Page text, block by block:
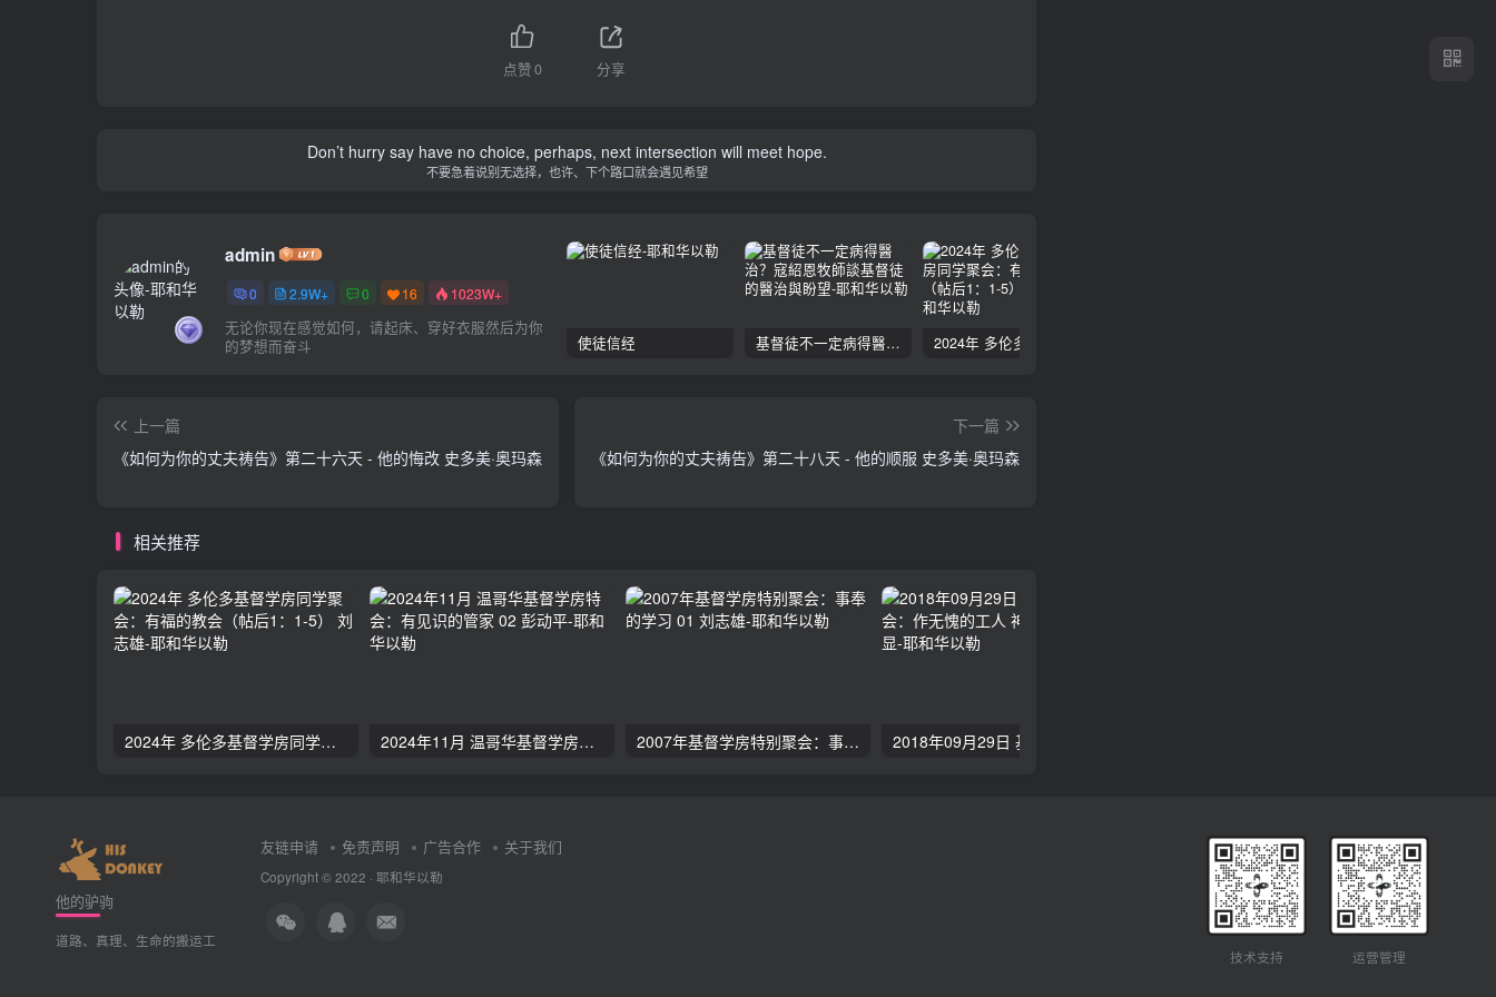
点赞0 分享
Don’t hurry say have no choice, perhaps, next intersection will meet hope.
不要急着说别无选择，也许、下个路口就会遇见希望
admin
0 2.9W+ 0 16 1023W+
无论你现在感觉如何，请起床、穿好衣服然后为你
的梦想而奋斗
使徒信经 基督徒不一定病得醫治？寇紹恩牧師談基督徒的醫治與盼望
上一篇
《如何为你的丈夫祷告》第二十六天 - 他的悔改 史多美·奥玛森
下一篇
《如何为你的丈夫祷告》第二十八天 - 他的顺服 史多美·奥玛森
相关推荐
2024年 多伦多基督学房同学聚会：有福的教会（帖后1：1-5） 刘志雄 2024年11月 温哥华基督学房特会：有见识的管家 02 彭动平 2007年基督学房特别聚会：事奉的学习 01 刘志雄
他的驴驹
道路、真理、生命的搬运工
友链申请 免责声明 广告合作 关于我们
Copyright © 2022 · 耶和华以勒
技术支持 运营管理